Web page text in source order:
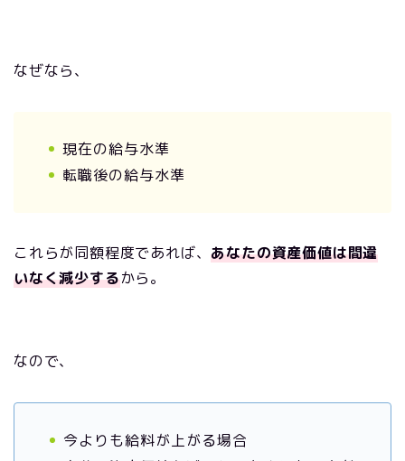
なぜなら、
現在の給与水準
転職後の給与水準
これらが同額程度であれば、あなたの資産価値は間違
いなく減少するから。
なので、
今よりも給料が上がる場合